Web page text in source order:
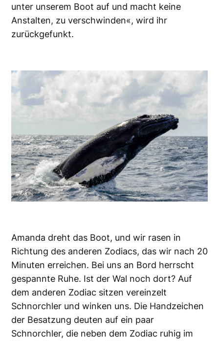
unter unserem Boot auf und macht keine
Anstalten, zu verschwinden«, wird ihr
zurückgefunkt.
Amanda dreht das Boot, und wir rasen in
Richtung des anderen Zodiacs, das wir nach 20
Minuten erreichen. Bei uns an Bord herrscht
gespannte Ruhe. Ist der Wal noch dort? Auf
dem anderen Zodiac sitzen vereinzelt
Schnorchler und winken uns. Die Handzeichen
der Besatzung deuten auf ein paar
Schnorchler, die neben dem Zodiac ruhig im